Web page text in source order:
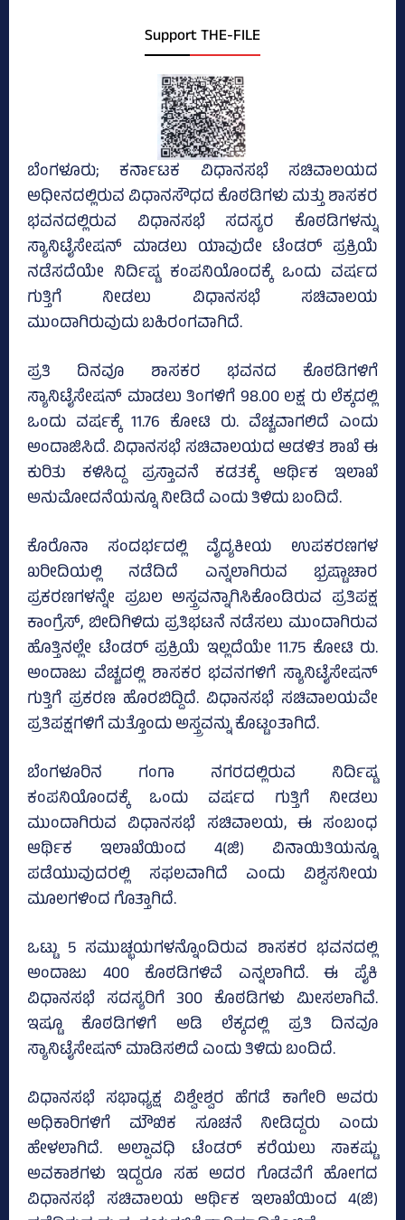
Support THE-FILE
ಬೆಂಗಳೂರು; ಕರ್ನಾಟಕ ವಿಧಾನಸಭೆ ಸಚಿವಾಲಯದ
ಅಧೀನದಲ್ಲಿರುವ ವಿಧಾನಸೌಧದ ಕೊಠಡಿಗಳು ಮತ್ತು ಶಾಸಕರ
ಭವನದಲ್ಲಿರುವ ವಿಧಾನಸಭೆ ಸದಸ್ಯರ ಕೊಠಡಿಗಳನ್ನು
ಸ್ಯಾನಿಟೈಸೇಷನ್‌ ಮಾಡಲು ಯಾವುದೇ ಟೆಂಡರ್‌ ಪ್ರಕ್ರಿಯೆ
ನಡೆಸದೆಯೇ ನಿರ್ದಿಷ್ಟ ಕಂಪನಿಯೊಂದಕ್ಕೆ ಒಂದು ವರ್ಷದ
ಗುತ್ತಿಗೆ ನೀಡಲು ವಿಧಾನಸಭೆ ಸಚಿವಾಲಯ
ಮುಂದಾಗಿರುವುದು ಬಹಿರಂಗವಾಗಿದೆ.
ಪ್ರತಿ ದಿನವೂ ಶಾಸಕರ ಭವನದ ಕೊಠಡಿಗಳಿಗೆ
ಸ್ಯಾನಿಟೈಸೇಷನ್‌ ಮಾಡಲು ತಿಂಗಳಿಗೆ 98.00 ಲಕ್ಷ ರು ಲೆಕ್ಕದಲ್ಲಿ
ಒಂದು ವರ್ಷಕ್ಕೆ 11.76 ಕೋಟಿ ರು. ವೆಚ್ಚವಾಗಲಿದೆ ಎಂದು
ಅಂದಾಜಿಸಿದೆ. ವಿಧಾನಸಭೆ ಸಚಿವಾಲಯದ ಆಡಳಿತ ಶಾಖೆ ಈ
ಕುರಿತು ಕಳಿಸಿದ್ದ ಪ್ರಸ್ತಾವನೆ ಕಡತಕ್ಕೆ ಆರ್ಥಿಕ ಇಲಾಖೆ
ಅನುಮೋದನೆಯನ್ನೂ ನೀಡಿದೆ ಎಂದು ತಿಳಿದು ಬಂದಿದೆ.
ಕೊರೊನಾ ಸಂದರ್ಭದಲ್ಲಿ ವೈದ್ಯಕೀಯ ಉಪಕರಣಗಳ
ಖರೀದಿಯಲ್ಲಿ ನಡೆದಿದೆ ಎನ್ನಲಾಗಿರುವ ಭ್ರಷ್ಟಾಚಾರ
ಪ್ರಕರಣಗಳನ್ನೇ ಪ್ರಬಲ ಅಸ್ತ್ರವನ್ನಾಗಿಸಿಕೊಂಡಿರುವ ಪ್ರತಿಪಕ್ಷ
ಕಾಂಗ್ರೆಸ್‌, ಬೀದಿಗಿಳಿದು ಪ್ರತಿಭಟನೆ ನಡೆಸಲು ಮುಂದಾಗಿರುವ
ಹೊತ್ತಿನಲ್ಲೇ ಟೆಂಡರ್‌ ಪ್ರಕ್ರಿಯೆ ಇಲ್ಲದೆಯೇ 11.75 ಕೋಟಿ ರು.
ಅಂದಾಜು ವೆಚ್ಚದಲ್ಲಿ ಶಾಸಕರ ಭವನಗಳಿಗೆ ಸ್ಯಾನಿಟೈಸೇಷನ್‌
ಗುತ್ತಿಗೆ ಪ್ರಕರಣ ಹೊರಬಿದ್ದಿದೆ. ವಿಧಾನಸಭೆ ಸಚಿವಾಲಯವೇ
ಪ್ರತಿಪಕ್ಷಗಳಿಗೆ ಮತ್ತೊಂದು ಅಸ್ತ್ರವನ್ನು ಕೊಟ್ಟಂತಾಗಿದೆ.
ಬೆಂಗಳೂರಿನ ಗಂಗಾ ನಗರದಲ್ಲಿರುವ ನಿರ್ದಿಷ್ಟ
ಕಂಪನಿಯೊಂದಕ್ಕೆ ಒಂದು ವರ್ಷದ ಗುತ್ತಿಗೆ ನೀಡಲು
ಮುಂದಾಗಿರುವ ವಿಧಾನಸಭೆ ಸಚಿವಾಲಯ, ಈ ಸಂಬಂಧ
ಆರ್ಥಿಕ ಇಲಾಖೆಯಿಂದ 4(ಜಿ) ವಿನಾಯಿತಿಯನ್ನೂ
ಪಡೆಯುವುದರಲ್ಲಿ ಸಫಲವಾಗಿದೆ ಎಂದು ವಿಶ್ವಸನೀಯ
ಮೂಲಗಳಿಂದ ಗೊತ್ತಾಗಿದೆ.
ಒಟ್ಟು 5 ಸಮುಚ್ಛಯಗಳನ್ನೊಂದಿರುವ ಶಾಸಕರ ಭವನದಲ್ಲಿ
ಅಂದಾಜು 400 ಕೊಠಡಿಗಳಿವೆ ಎನ್ನಲಾಗಿದೆ. ಈ ಪೈಕಿ
ವಿಧಾನಸಭೆ ಸದಸ್ಯರಿಗೆ 300 ಕೊಠಡಿಗಳು ಮೀಸಲಾಗಿವೆ.
ಇಷ್ಟೂ ಕೊಠಡಿಗಳಿಗೆ ಅಡಿ ಲೆಕ್ಕದಲ್ಲಿ ಪ್ರತಿ ದಿನವೂ
ಸ್ಯಾನಿಟೈಸೇಷನ್‌ ಮಾಡಿಸಲಿದೆ ಎಂದು ತಿಳಿದು ಬಂದಿದೆ.
ವಿಧಾನಸಭೆ ಸಭಾಧ್ಯಕ್ಷ ವಿಶ್ವೇಶ್ವರ ಹೆಗಡೆ ಕಾಗೇರಿ ಅವರು
ಅಧಿಕಾರಿಗಳಿಗೆ ಮೌಖಿಕ ಸೂಚನೆ ನೀಡಿದ್ದರು ಎಂದು
ಹೇಳಲಾಗಿದೆ. ಅಲ್ಪಾವಧಿ ಟೆಂಡರ್‌ ಕರೆಯಲು ಸಾಕಷ್ಟು
ಅವಕಾಶಗಳು ಇದ್ದರೂ ಸಹ ಅದರ ಗೊಡವೆಗೆ ಹೋಗದ
ವಿಧಾನಸಭೆ ಸಚಿವಾಲಯ ಆರ್ಥಿಕ ಇಲಾಖೆಯಿಂದ 4(ಜಿ)